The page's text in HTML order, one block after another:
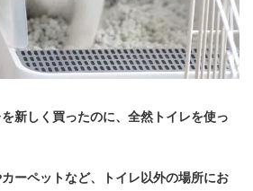
を新しく買ったのに、全然トイレを使っ
カーペットなど、トイレ以外の場所にお